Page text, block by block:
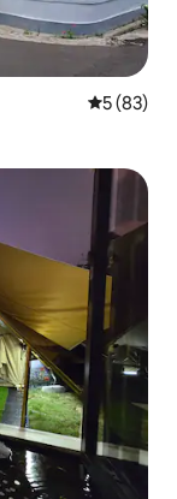
5 (83)